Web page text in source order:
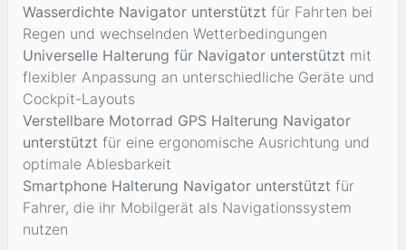
Wasserdichte Navigator unterstützt für Fahrten bei
Regen und wechselnden Wetterbedingungen
Universelle Halterung für Navigator unterstützt mit
flexibler Anpassung an unterschiedliche Geräte und
Cockpit-Layouts
Verstellbare Motorrad GPS Halterung Navigator
unterstützt für eine ergonomische Ausrichtung und
optimale Ablesbarkeit
Smartphone Halterung Navigator unterstützt für
Fahrer, die ihr Mobilgerät als Navigationssystem
nutzen